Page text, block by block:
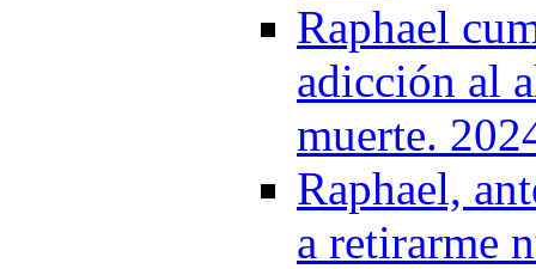
Raphael
adicción al
muerte.
Raphael,
a retirarme